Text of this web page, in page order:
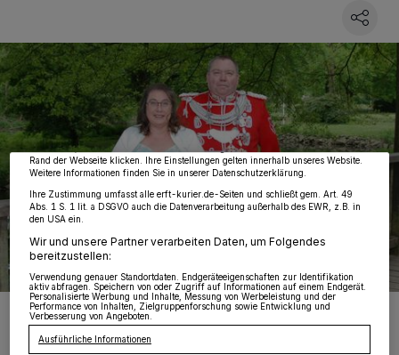
Das amtierende Königspaar des Heimatverein Hochneukirch Mark
und Angela Jensch.
Foto: Heimatverein Hochneukirch
Wir und unsere
-Partner speichern und greifen auf personenbezogene Daten
wie Browserdaten oder eindeutige Kennungen auf Ihrem Gerät zu. Durch Auswahl
von OK aktivieren Sie Tracking-Technologien für die unter „Wir und unsere
Partner verarbeiten Daten, um Ihnen Dienste bereitzustellen“ aufgeführten
Zwecke. Wenn Tracker deaktiviert sind, sind manche Inhalte und Anzeigen
möglicherweise nicht mehr so relevant für Sie. Sie können dieses Menü jederzeit
wieder aufrufen, um Ihre Einstellungen zu ändern oder Ihre Einwilligung zu
widerrufen, indem Sie auf den Link Einstellungen oder Ablehnen am unteren
Rand der Webseite klicken. Ihre Einstellungen gelten innerhalb unseres Website.
Weitere Informationen finden Sie in unserer Datenschutzerklärung.
Ihre Zustimmung umfasst alle erft-kurier.de-Seiten und schließt gem. Art. 49
Abs. 1 S. 1 lit. a DSGVO auch die Datenverarbeitung außerhalb des EWR, z.B. in
den USA ein.
Wir und unsere Partner verarbeiten Daten, um Folgendes
bereitzustellen:
Verwendung genauer Standortdaten. Endgeräteeigenschaften zur Identifikation
aktiv abfragen. Speichern von oder Zugriff auf Informationen auf einem Endgerät.
Personalisierte Werbung und Inhalte, Messung von Werbeleistung und der
Performance von Inhalten, Zielgruppenforschung sowie Entwicklung und
Verbesserung von Angeboten.
Ausführliche Informationen